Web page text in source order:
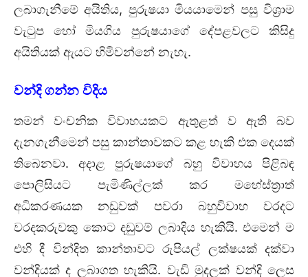
ලබාගැනීමේ අයිතිය, පුරුෂයා මියයාමෙන් පසු විශ්‍රාම
වැටුප හෝ මියගිය පුරුෂයාගේ දේපළවලට කිසිදු
අයිතියක් ඇයට හිමිවන්නේ නැහැ.
වන්දි ගන්න විදිය
තමන් වංචනික විවාහයකට ඇතුළත් ව ඇති බව
දැනගැනීමෙන් පසු කාන්තාවකට කළ හැකි එක දෙයක්
තිබෙනවා. අදාළ පුරුෂයාගේ බහු විවාහය පිළිබඳ
පොලිසියට පැමිණිල්ලක් කර මහේස්ත්‍රාත්
අධිකරණයක නඩුවක් පවරා බහුවිවාහ වරදට
වරදකරුවකු කොට දඩුවම් ලබාදිය හැකියි. එමෙන් ම
එහි දී වින්දිත කාන්තාවට රුපියල් ලක්ෂයක් දක්වා
වන්දියක් ද ලබාගත හැකියි. වැඩි මුදලක් වන්දි ලෙස